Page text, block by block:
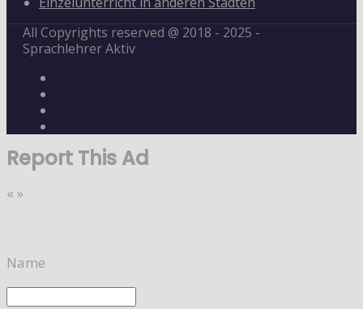
All Copyrights reserved @ 2018 - 2025 -
Sprachlehrer Aktiv
Report This Ad
« »
Name